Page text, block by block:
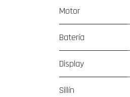
Motor
Batería
Display
Sillín